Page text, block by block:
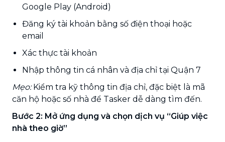
Google Play (Android)
Đăng ký tài khoản bằng số điện thoại hoặc
email
Xác thực tài khoản
Nhập thông tin cá nhân và địa chỉ tại Quận 7
Mẹo:Kiểm tra kỹ thông tin địa chỉ, đặc biệt là mã
căn hộ hoặc số nhà để Tasker dễ dàng tìm đến.
Bước 2: Mở ứng dụng và chọn dịch vụ “Giúp việc
nhà theo giờ”